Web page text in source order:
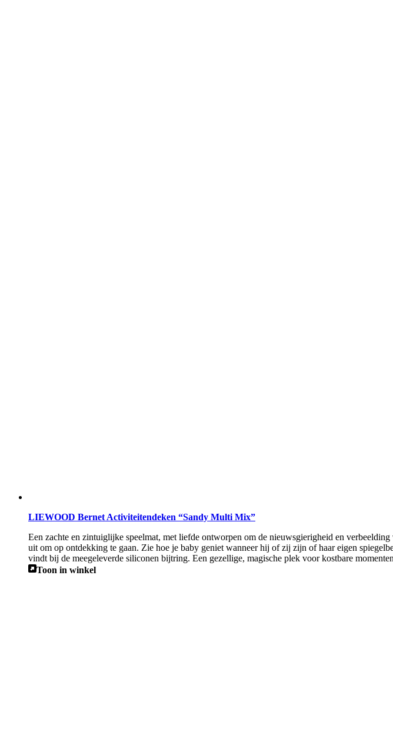
LIEWOOD Bernet Activiteitendeken “Sandy Multi Mix”
Een zachte en zintuiglijke speelmat, met liefde ontworpen om de nieuwsgierigheid en
uit om op ontdekking te gaan. Zie hoe je baby geniet wanneer hij of zij zijn of haar eigen
vindt bij de meegeleverde siliconen bijtring. Een gezellige, magische plek voor kostbare
Toon in winkel